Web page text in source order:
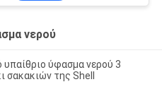
νερού
ύφασμα νερού 3
σακακιών της Shell